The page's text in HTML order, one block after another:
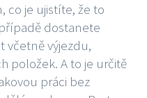
co je ujistíte, že to
dostanete
včetně výjezdu,
položek. A to je určitě
práci bez